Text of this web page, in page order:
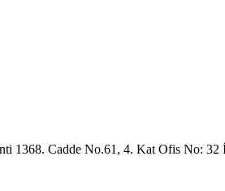
1368. Cadde No.61, 4. Kat Ofis No: